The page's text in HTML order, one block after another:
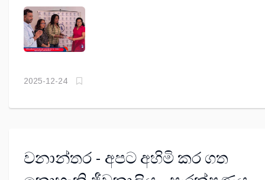
ආලෝකයක් වෙමු
2025-12-24
වනාන්තර - අපට අහිමි කර ගත